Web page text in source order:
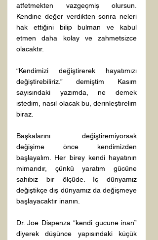
atfetmekten vazgeçmiş olursun.
Kendine değer verdikten sonra neleri
hak ettiğini bilip bulman ve kabul
etmen daha kolay ve zahmetsizce
olacaktır.
“Kendimizi değiştirerek hayatımızı
değiştirebiliriz.” demiştim Kasım
sayısındaki yazımda, ne demek
istedim, nasıl olacak bu, derinleştirelim
biraz.
Başkalarını değiştiremiyorsak
değişime önce kendimizden
başlayalım. Her birey kendi hayatının
mimarıdır, çünkü yaratım gücüne
sahibiz bir ölçüde. İç dünyamız
değiştikçe dış dünyamız da değişmeye
başlayacaktır inanın.
Dr. Joe Dispenza “kendi gücüne inan”
diyerek düşünce yapısındaki küçük